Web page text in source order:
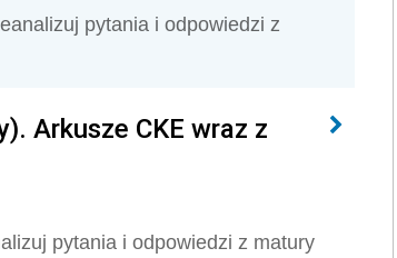
pytania i odpowiedzi z
Arkusze CKE wraz z
pytania i odpowiedzi z matury